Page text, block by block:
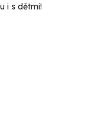
i s dětmi!